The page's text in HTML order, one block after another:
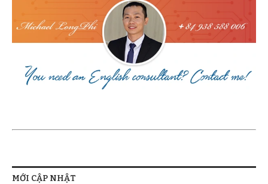
MỚI CẬP NHẬT